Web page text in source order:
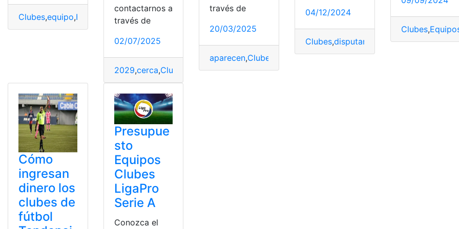
Clubes,equipo,Hilal Mundial, revelación
contactarnos a
través de
02/07/2025
2029,cerca,Clubes Comercio,Ecuatoriano,equipo
través de
20/03/2025
aparecen,Clubes Ecuatorianos,IFFHS,Mundial
04/12/2024
Clubes,disputarán Ecuatorianos,
Clubes,Equipos
Cómo
ingresan
dinero los
clubes de
fútbol
Presupue
sto
Equipos
Clubes
LigaPro
Serie A
Conozca el